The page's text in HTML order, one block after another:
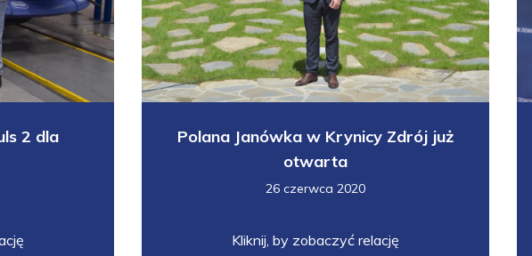
2 dla
Polana Janówka w Krynicy Zdrój już
otwarta
26 czerwca 2020
Kliknij, by zobaczyć relację